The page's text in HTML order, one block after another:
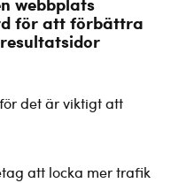
för att förbättra
det är viktigt att
att locka mer trafik